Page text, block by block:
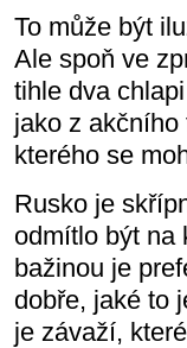
To může být
Ale spoň ve
tihle dva
jako z
kterého se
Rusko je
odmítlo být na
bažinou je
dobře, jaké to
je závaží,